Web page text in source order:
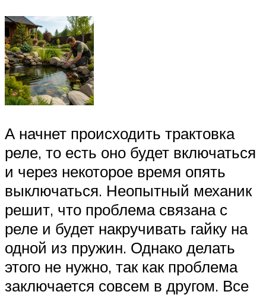
А начнет происходить трактовка
реле, то есть оно будет включаться
и через некоторое время опять
выключаться. Неопытный механик
решит, что проблема связана с
реле и будет накручивать гайку на
одной из пружин. Однако делать
этого не нужно, так как проблема
заключается совсем в другом. Все